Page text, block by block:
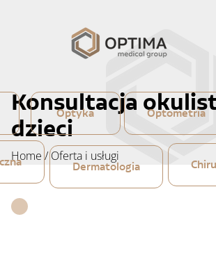
Optyka Optometria
Dermatologia
Konsultacja
dzieci
Home / Oferta i usługi